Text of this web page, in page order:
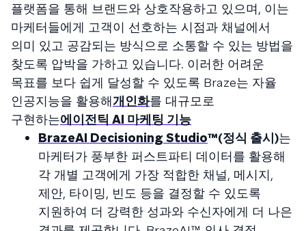
플랫폼을 통해 브랜드와 상호작용하고 있으며, 이는
마케터들에게 고객이 선호하는 시점과 채널에서
의미 있고 공감되는 방식으로 소통할 수 있는 방법을
찾도록 압박을 가하고 있습니다. 이러한 어려운
목표를 보다 쉽게 달성할 수 있도록 Braze는 자율
인공지능을 활용해개인화를 대규모로
구현하는에이전틱 AI 마케팅 기능
BrazeAI Decisioning Studio™(정식 출시)는
마케터가 풍부한 퍼스트파티 데이터를 활용해
각 개별 고객에게 가장 적합한 채널, 메시지,
제안, 타이밍, 빈도 등을 결정할 수 있도록
지원하여 더 강력한 성과와 수신자에게 더 나은